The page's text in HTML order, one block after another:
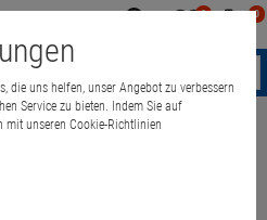
0 0
die uns helfen, unser Angebot zu verbessern
Service zu bieten. Indem Sie auf
mit unseren Cookie-Richtlinien